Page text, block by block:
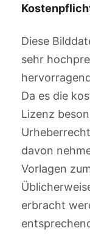
Diese
sehr
Da es die
Lizenz
davon
Vorlagen
erbracht